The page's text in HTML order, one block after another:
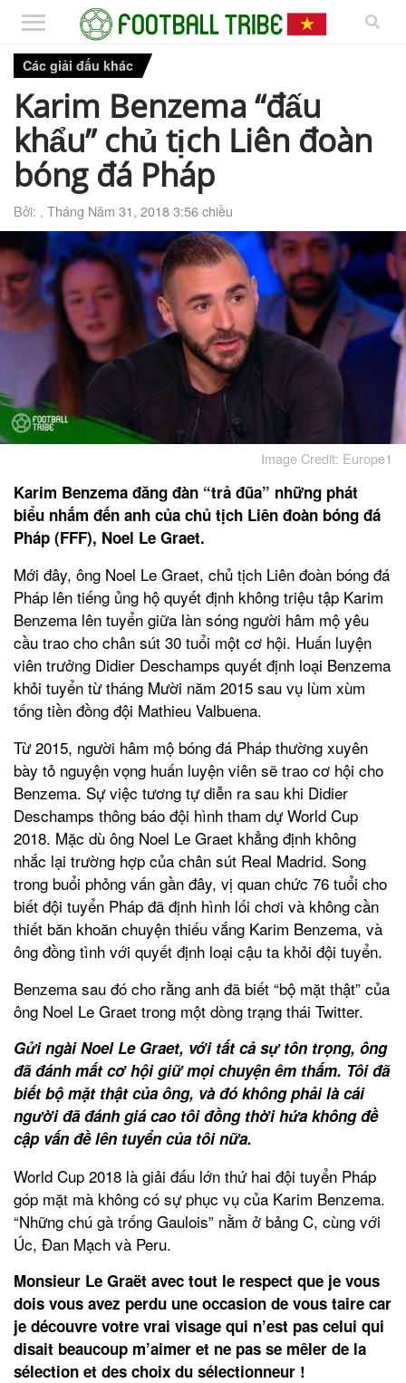
Các giải đấu khác
Karim Benzema “đấu
khẩu” chủ tịch Liên đoàn
bóng đá Pháp
Bởi: , Tháng Năm 31, 2018 3:56 chiều
Image Credit: Europe1
Karim Benzema đăng đàn “trả đũa” những phát
biểu nhắm đến anh của chủ tịch Liên đoàn bóng đá
Pháp (FFF), Noel Le Graet.
Mới đây, ông Noel Le Graet, chủ tịch Liên đoàn bóng đá
Pháp lên tiếng ủng hộ quyết định không triệu tập Karim
Benzema lên tuyển giữa làn sóng người hâm mộ yêu
cầu trao cho chân sút 30 tuổi một cơ hội. Huấn luyện
viên trưởng Didier Deschamps quyết định loại Benzema
khỏi tuyển từ tháng Mười năm 2015 sau vụ lùm xùm
tống tiền đồng đội Mathieu Valbuena.
Từ 2015, người hâm mộ bóng đá Pháp thường xuyên
bày tỏ nguyện vọng huấn luyện viên sẽ trao cơ hội cho
Benzema. Sự việc tương tự diễn ra sau khi Didier
Deschamps thông báo đội hình tham dự World Cup
2018. Mặc dù ông Noel Le Graet khẳng định không
nhắc lại trường hợp của chân sút Real Madrid. Song
trong buổi phỏng vấn gần đây, vị quan chức 76 tuổi cho
biết đội tuyển Pháp đã định hình lối chơi và không cần
thiết băn khoăn chuyện thiếu vắng Karim Benzema, và
ông đồng tình với quyết định loại cậu ta khỏi đội tuyển.
Benzema sau đó cho rằng anh đã biết “bộ mặt thật” của
ông Noel Le Graet trong một dòng trạng thái Twitter.
Gửi ngài Noel Le Graet, với tất cả sự tôn trọng, ông
đã đánh mất cơ hội giữ mọi chuyện êm thấm. Tôi đã
biết bộ mặt thật của ông, và đó không phải là cái
người đã đánh giá cao tôi đồng thời hứa không đề
cập vấn đề lên tuyển của tôi nữa.
World Cup 2018 là giải đấu lớn thứ hai đội tuyển Pháp
góp mặt mà không có sự phục vụ của Karim Benzema.
“Những chú gà trống Gaulois” nằm ở bảng C, cùng với
Úc, Đan Mạch và Peru.
Monsieur Le Graët avec tout le respect que je vous
dois vous avez perdu une occasion de vous taire car
je découvre votre vrai visage qui n’est pas celui qui
disait beaucoup m’aimer et ne pas se mêler de la
sélection et des choix du sélectionneur !